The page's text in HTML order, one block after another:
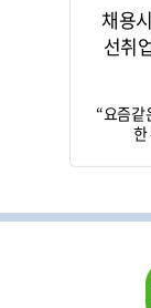
채용
선취
“요즘같
한